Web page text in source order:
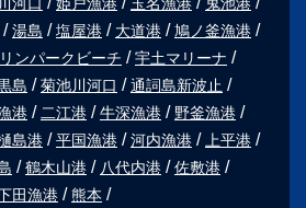
河口 姫戸漁港 玉名漁港
鬼池港
湯島 塩屋港 大道港
鳩ノ釜漁港
ンパークビーチ
宇土マリーナ
島 菊池川河口
通詞島新波止
港 二江港 牛深漁港
野釜漁港
島港 平国漁港 河内漁港
上平港
鶴木山港 八代内港
佐敷港
田漁港
熊本